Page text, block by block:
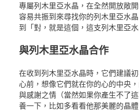
專屬列木里亞水晶，在全然開放敞
容易共振到來尋找你的列木里亞水
到「對，就是這個，這支列木里亞水
與列木里亞水晶合作
在收到列木里亞水晶時，它們建議
心前，想像它們就在你的心的中央
與感謝之情（當然如果你產生不了
養一下，比如多看看他那美麗的晶